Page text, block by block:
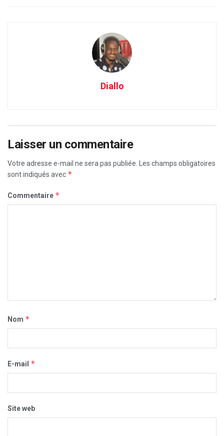
Diallo
Laisser un commentaire
Votre adresse e-mail ne sera pas publiée. Les champs obligatoires
sont indiqués avec *
Commentaire *
Nom *
E-mail *
Site web